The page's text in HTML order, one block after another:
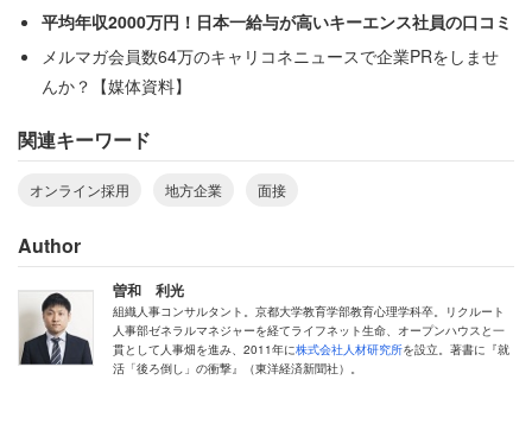
平均年収2000万円！日本一給与が高いキーエンス社員の口コミ
メルマガ会員数64万のキャリコネニュースで企業PRをしませ
んか？【媒体資料】
関連キーワード
オンライン採用 地方企業 面接
Author
曽和 利光
組織人事コンサルタント。京都大学教育学部教育心理学科卒。リクルート
人事部ゼネラルマネジャーを経てライフネット生命、オープンハウスと一
貫として人事畑を進み、2011年に株式会社人材研究所を設立。著書に『就
活「後ろ倒し」の衝撃』（東洋経済新聞社）。